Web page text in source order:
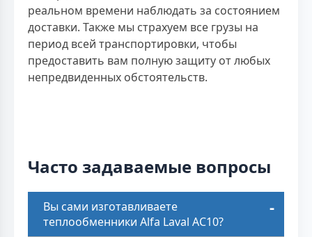
реальном времени наблюдать за состоянием
доставки. Также мы страхуем все грузы на
период всей транспортировки, чтобы
предоставить вам полную защиту от любых
непредвиденных обстоятельств.
Часто задаваемые вопросы
Вы сами изготавливаете
теплообменники Alfa Laval AC10?